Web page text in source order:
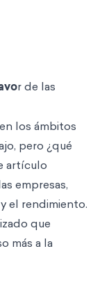
r de las
los ámbitos
pero ¿qué
artículo
empresas,
el rendimiento.
que
más a la